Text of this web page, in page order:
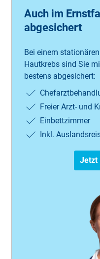
Auch im
abgesichert
Bei ei­nem
Hautkrebs sind Sie
bestens ab­ge­sich­ert:
Frei­er Arzt- und
Ein­bett­zim­mer
Inkl.
Jetzt